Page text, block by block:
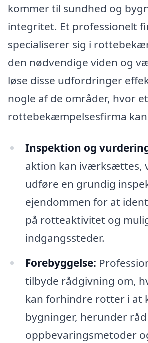
kommer til sundhed og
integritet. Et professionelt
specialiserer sig i
den nødvendige viden og
løse disse udfordringer
nogle af de områder, hvor et
rottebekæmpelsesfirma
Inspektion og
aktion kan iværksættes,
udføre en grundig
ejendommen for at
på rotteaktivitet og
indgangssteder.
Forebyggelse:
tilbyde rådgivning om,
kan forhindre rotter i at
bygninger, herunder
oppbevaringsmetoder